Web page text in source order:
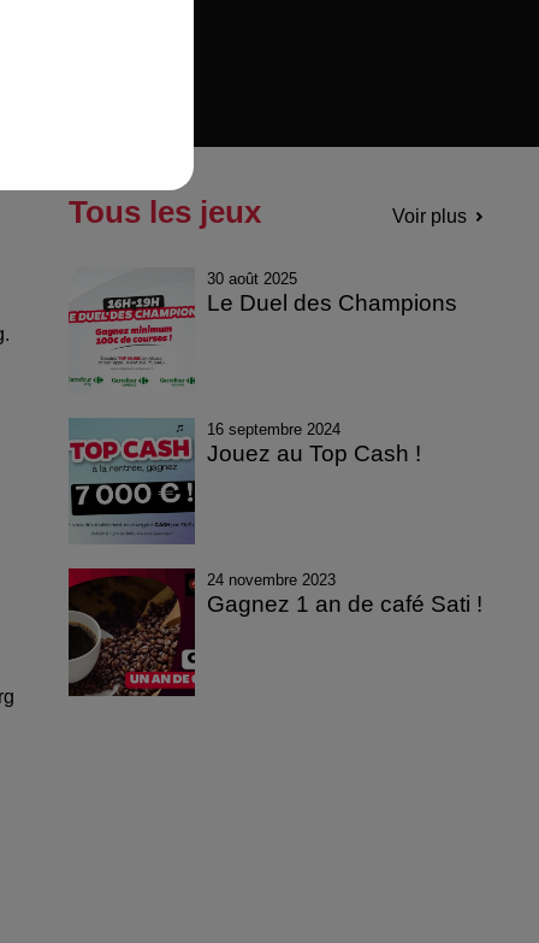
Tous les jeux Voir plus
30 août 2025
Le Duel des Champions
16 septembre 2024
Jouez au Top Cash !
24 novembre 2023
Gagnez 1 an de café Sati !